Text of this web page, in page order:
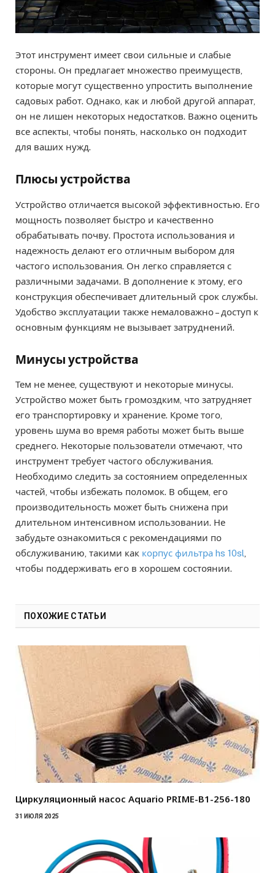
Этот инструмент имеет свои сильные и слабые
стороны. Он предлагает множество преимуществ,
которые могут существенно упростить выполнение
садовых работ. Однако, как и любой другой аппарат,
он не лишен некоторых недостатков. Важно оценить
все аспекты, чтобы понять, насколько он подходит
для ваших нужд.
Плюсы устройства
Устройство отличается высокой эффективностью. Его
мощность позволяет быстро и качественно
обрабатывать почву. Простота использования и
надежность делают его отличным выбором для
частого использования. Он легко справляется с
различными задачами. В дополнение к этому, его
конструкция обеспечивает длительный срок службы.
Удобство эксплуатации также немаловажно – доступ к
основным функциям не вызывает затруднений.
Минусы устройства
Тем не менее, существуют и некоторые минусы.
Устройство может быть громоздким, что затрудняет
его транспортировку и хранение. Кроме того,
уровень шума во время работы может быть выше
среднего. Некоторые пользователи отмечают, что
инструмент требует частого обслуживания.
Необходимо следить за состоянием определенных
частей, чтобы избежать поломок. В общем, его
производительность может быть снижена при
длительном интенсивном использовании. Не
забудьте ознакомиться с рекомендациями по
обслуживанию, такими как корпус фильтра hs 10sl
чтобы поддерживать его в хорошем состоянии.
ПОХОЖИЕ СТАТЬИ
Циркуляционный насос Aquario PRIME-B1-256-180
31 ИЮЛЯ 2025